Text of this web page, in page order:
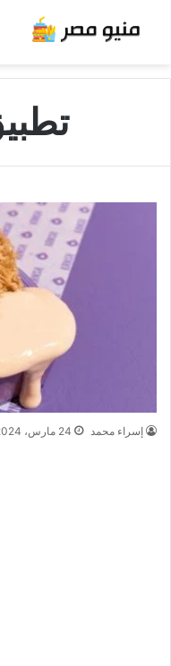
إسراء محمد 24 مارس، 2024